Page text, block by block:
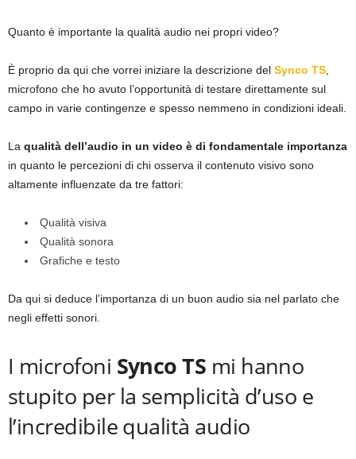
Quanto è importante la qualità audio nei propri video?
È proprio da qui che vorrei iniziare la descrizione del Synco TS,
microfono che ho avuto l’opportunità di testare direttamente sul
campo in varie contingenze e spesso nemmeno in condizioni ideali.
La qualità dell’audio in un video è di fondamentale importanza
in quanto le percezioni di chi osserva il contenuto visivo sono
altamente influenzate da tre fattori:
Qualità visiva
Qualità sonora
Grafiche e testo
Da qui si deduce l’importanza di un buon audio sia nel parlato che
negli effetti sonori.
I microfoni Synco TS mi hanno
stupito per la semplicità d’uso e
l’incredibile qualità audio